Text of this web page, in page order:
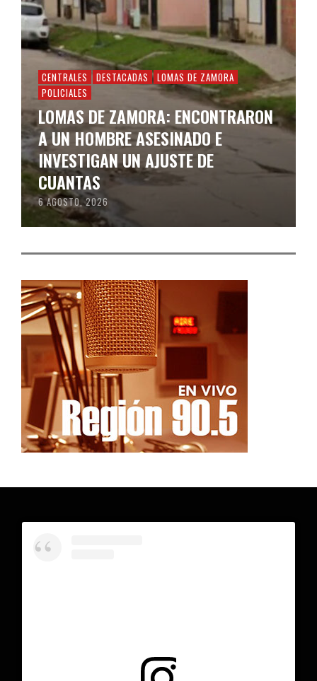
CENTRALES DESTACADAS
LOMAS DE ZAMORA
POLICIALES
LOMAS DE ZAMORA: ENCONTRARON
A UN HOMBRE ASESINADO E
INVESTIGAN UN AJUSTE DE
CUANTAS
6 AGOSTO, 2026